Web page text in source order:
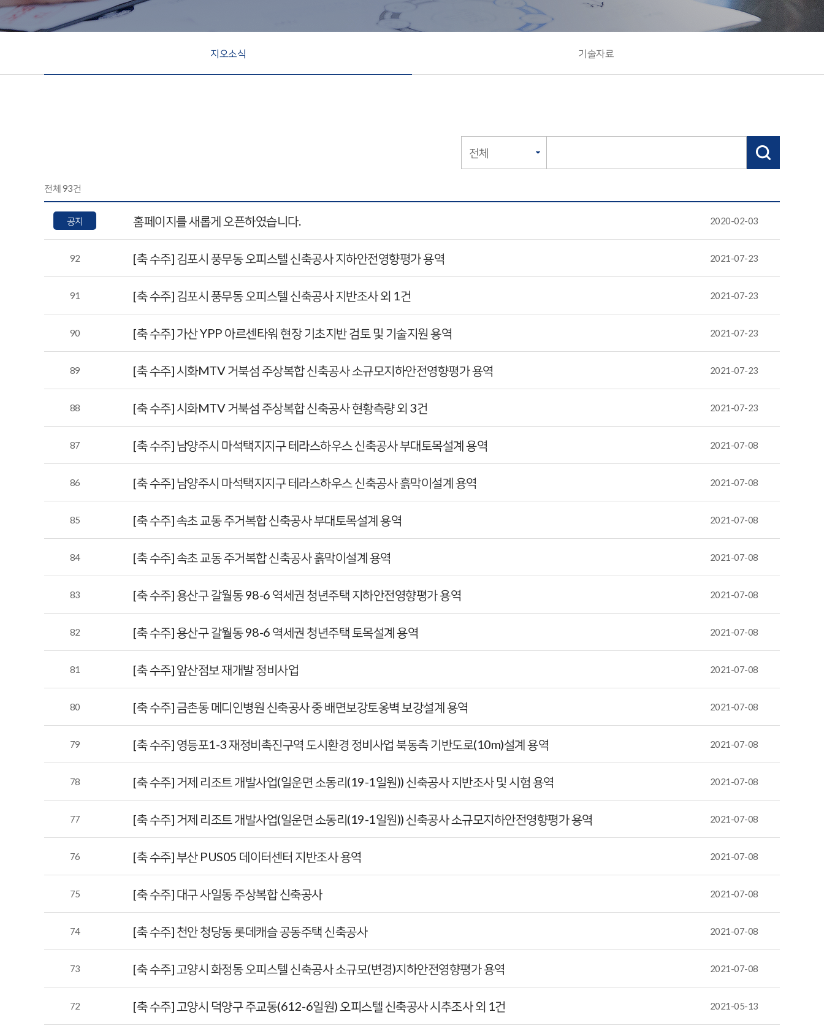
지오소식 기술자료
전체93건
공지 홈페이지를 새롭게 오픈하였습니다. 2020-02-03
92 [축 수주] 김포시 풍무동 오피스텔 신축공사 지하안전영향평가 용역 2021-07-23
91 [축 수주] 김포시 풍무동 오피스텔 신축공사 지반조사 외 1건 2021-07-23
90 [축 수주] 가산 YPP 아르센타워 현장 기초지반 검토 및 기술지원 용역 2021-07-23
89 [축 수주] 시화MTV 거북섬 주상복합 신축공사 소규모지하안전영향평가 용역 2021-07-23
88 [축 수주] 시화MTV 거북섬 주상복합 신축공사 현황측량 외 3건 2021-07-23
87 [축 수주] 남양주시 마석택지지구 테라스하우스 신축공사 부대토목설계 용역 2021-07-08
86 [축 수주] 남양주시 마석택지지구 테라스하우스 신축공사 흙막이설계 용역 2021-07-08
85 [축 수주] 속초 교동 주거복합 신축공사 부대토목설계 용역 2021-07-08
84 [축 수주] 속초 교동 주거복합 신축공사 흙막이설계 용역 2021-07-08
83 [축 수주] 용산구 갈월동 98-6 역세권 청년주택 지하안전영향평가 용역 2021-07-08
82 [축 수주] 용산구 갈월동 98-6 역세권 청년주택 토목설계 용역 2021-07-08
81 [축 수주] 앞산점보 재개발 정비사업 2021-07-08
80 [축 수주] 금촌동 메디인병원 신축공사 중 배면보강토옹벽 보강설계 용역 2021-07-08
79 [축 수주] 영등포1-3 재정비촉진구역 도시환경 정비사업 북동측 기반도로(10m)설계 용역 2021-07-08
78 [축 수주] 거제 리조트 개발사업(일운면 소동리(19-1일원)) 신축공사 지반조사 및 시험 용역 2021-07-08
77 [축 수주] 거제 리조트 개발사업(일운면 소동리(19-1일원)) 신축공사 소규모지하안전영향평가 용역 2021-07-08
76 [축 수주] 부산 PUS05 데이터센터 지반조사 용역 2021-07-08
75 [축 수주] 대구 사일동 주상복합 신축공사 2021-07-08
74 [축 수주] 천안 청당동 롯데캐슬 공동주택 신축공사 2021-07-08
73 [축 수주] 고양시 화정동 오피스텔 신축공사 소규모(변경)지하안전영향평가 용역 2021-07-08
72 [축 수주] 고양시 덕양구 주교동(612-6일원) 오피스텔 신축공사 시추조사 외 1건 2021-05-13